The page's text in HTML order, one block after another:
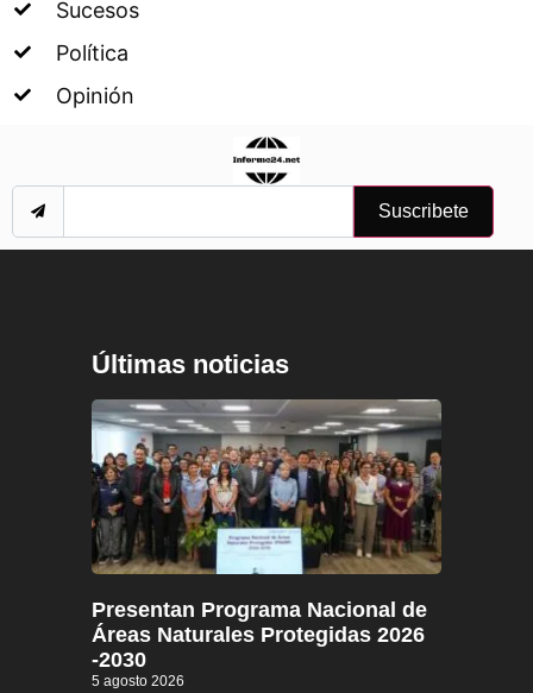
Sucesos
Política
Opinión
Suscribete
Últimas noticias
Presentan Programa Nacional de
Áreas Naturales Protegidas 2026
-2030
5 agosto 2026